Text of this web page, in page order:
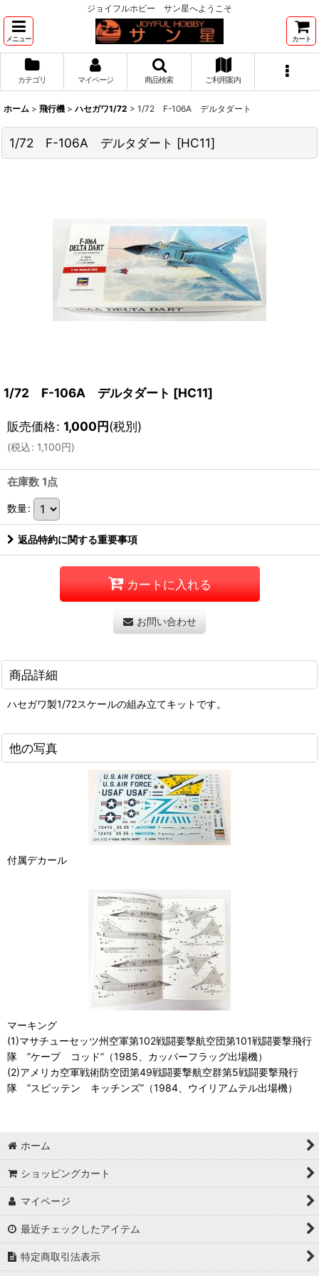
ジョイフルホビー サン星へようこそ
メニュー カート
カテゴリ マイページ 商品検索 ご利用案内
ホーム > 飛行機 > ハセガワ1/72 > 1/72 F-106A デルタダート
1/72 F-106A デルタダート [HC11]
1/72 F-106A デルタダート [HC11]
販売価格: 1,000円(税別)
(税込: 1,100円)
在庫数 1点
数量:
返品特約に関する重要事項
カートに入れる
お問い合わせ
商品詳細
ハセガワ製1/72スケールの組み立てキットです。
他の写真
付属デカール
マーキング
(1)マサチューセッツ州空軍第102戦闘要撃航空団第101戦闘要撃飛行
隊 ”ケープ コッド”（1985、カッパーフラッグ出場機）
(2)アメリカ空軍戦術防空団第49戦闘要撃航空群第5戦闘要撃飛行
隊 ”スピッテン キッチンズ”（1984、ウイリアムテル出場機）
ホーム
ショッピングカート
マイページ
最近チェックしたアイテム
特定商取引法表示